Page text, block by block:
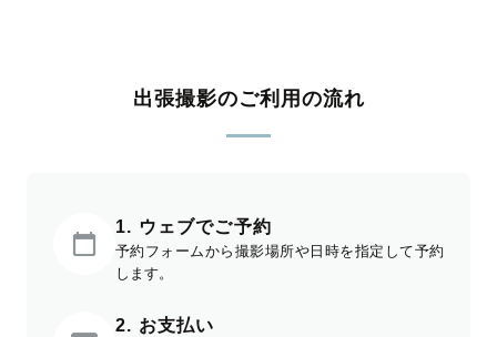
出張撮影のご利用の流れ
1. ウェブでご予約
予約フォームから撮影場所や日時を指定して予約
します。
2. お支払い